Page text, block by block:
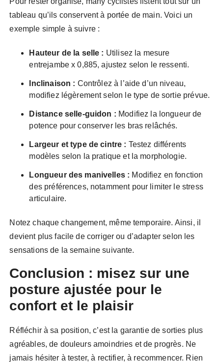
tableau qu’ils conservent à portée de main. Voici un
exemple simple à suivre :
Hauteur de la selle : Utilisez la mesure
entrejambe x 0,885, ajustez selon le ressenti.
Inclinaison : Contrôlez à l’aide d’un niveau,
modifiez légèrement selon le type de sortie prévue.
Distance selle-guidon : Modifiez la longueur de
potence pour conserver les bras relâchés.
Largeur et type de cintre : Testez différents
modèles selon la pratique et la morphologie.
Longueur des manivelles : Modifiez en fonction
des préférences, notamment pour limiter le stress
articulaire.
Notez chaque changement, même temporaire. Ainsi, il
devient plus facile de corriger ou d’adapter selon les
sensations de la semaine suivante.
Conclusion : misez sur une
posture ajustée pour le
confort et le plaisir
Réfléchir à sa position, c’est la garantie de sorties plus
agréables, de douleurs amoindries et de progrès. Ne
jamais hésiter à tester, à rectifier, à recommencer. Rien